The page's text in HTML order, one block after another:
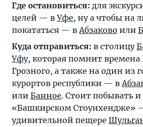
Где остановиться: для
целей — в Уфе, ну а чтобы на
покататься — вАбзаково или
Куда отправиться: в столицу
Уфу, которая помнит времена
Грозного, а также на один из
курортов республики — в
или Банное. Стоит побывать и
«Башкирском Стоунхендже»
удивительной пещере